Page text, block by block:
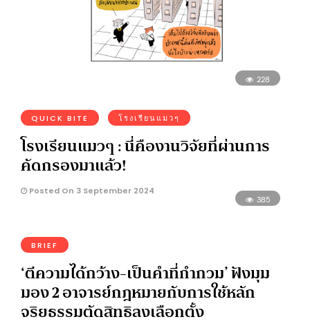
228
QUICK BITE โรงเรียนแมวๆ
โรงเรียนแมวๆ : นี่คืองานวิจัยที่ผ่านการ
คัดกรองมาแล้ว!
Posted On 3 September 2024
385
BRIEF
‘ตีความได้กว้าง-เป็นคำที่กำกวม’ ฟังมุม
มอง 2 อาจารย์กฎหมายกับการใช้หลัก
จริยธรรมตัดสิทธิลงเลือกตั้ง